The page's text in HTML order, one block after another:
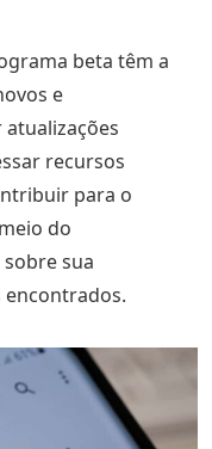
beta têm a
e
recursos
para o
do
sua
encontrados.